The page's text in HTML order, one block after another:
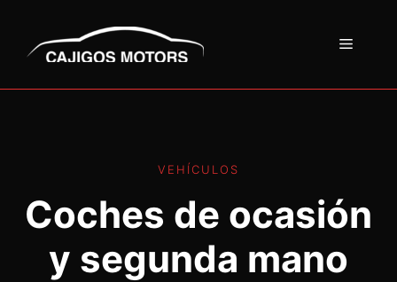
contenido
MENÚ
VEHÍCULOS
Coches de ocasión
y segunda mano